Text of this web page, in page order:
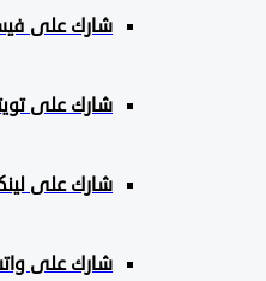
شارك علىفيسبوك
شارك على تويتر
شارك على لينكد إن
شارك على واتس آب